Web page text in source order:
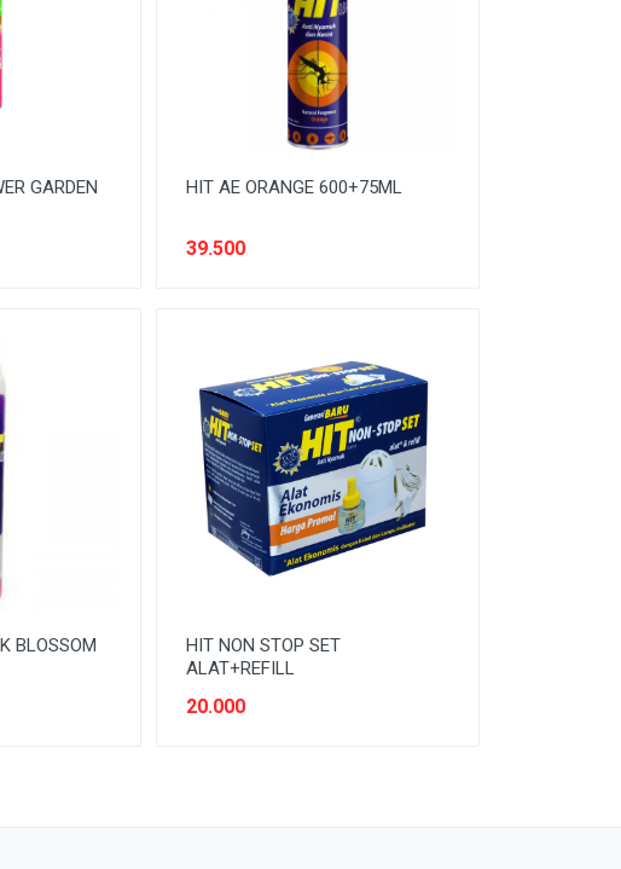
GARDEN
HIT AE ORANGE 600+75ML
39.500
BLOSSOM
HIT NON STOP SET
ALAT+REFILL
20.000